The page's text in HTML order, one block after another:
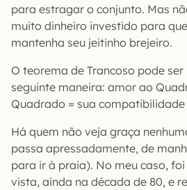
para estragar o conjunto. Mas
muito dinheiro investido para
mantenha seu jeitinho brejeiro.
O teorema de Trancoso pode
seguinte maneira: amor ao
Quadrado = sua compatibilidade
Há quem não veja graça
passa apressadamente, de
para ir à praia). No meu caso,
vista, ainda na década de 80, e